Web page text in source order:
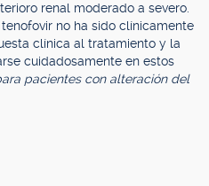
renal moderado a severo.
no ha sido clínicamente
clínica al tratamiento y la
cuidadosamente en estos
pacientes con alteración del